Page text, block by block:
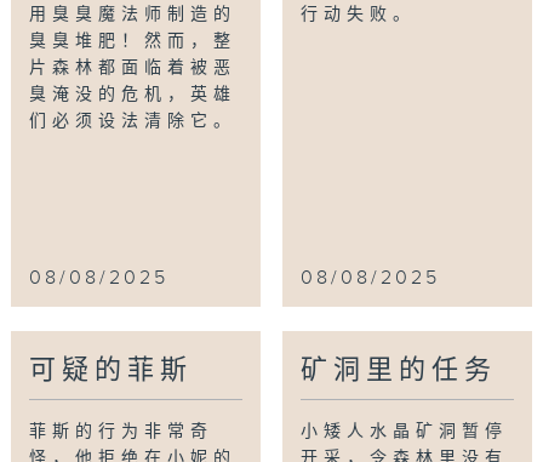
用臭臭魔法师制造的
臭臭堆肥！然而，整
片森林都面临着被恶
臭淹没的危机，英雄
们必须设法清除它。
08/08/2025
行动失败。
08/08/2025
可疑的菲斯
菲斯的行为非常奇
矿洞里的任务
小矮人水晶矿洞暂停